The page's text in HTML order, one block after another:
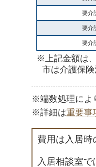
要介
要介
要介
※上記金額は
市は介護保険
※端数処理によ
※詳細は重要事
費用は入居時
入居相談室